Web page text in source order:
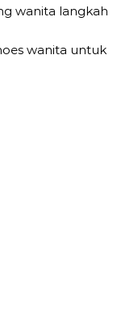
wanita langkah
wanita untuk